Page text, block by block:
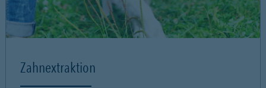
Zahnextraktion